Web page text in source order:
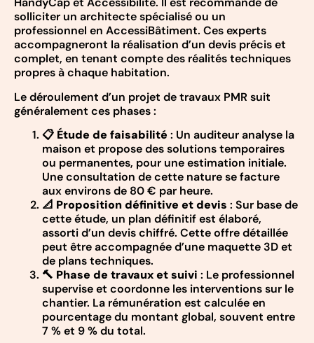
solliciter un architecte spécialisé ou un
professionnel en AccessiBâtiment. Ces experts
accompagneront la réalisation d’un devis précis et
complet, en tenant compte des réalités techniques
propres à chaque habitation.
Le déroulement d’un projet de travaux PMR suit
généralement ces phases :
📋 Étude de faisabilité : Un auditeur analyse la
maison et propose des solutions temporaires
ou permanentes, pour une estimation initiale.
Une consultation de cette nature se facture
aux environs de 80 € par heure.
📐 Proposition définitive et devis : Sur base de
cette étude, un plan définitif est élaboré,
assorti d’un devis chiffré. Cette offre détaillée
peut être accompagnée d’une maquette 3D et
de plans techniques.
🔨 Phase de travaux et suivi : Le professionnel
supervise et coordonne les interventions sur le
chantier. La rémunération est calculée en
pourcentage du montant global, souvent entre
7 % et 9 % du total.